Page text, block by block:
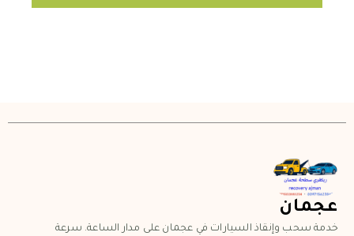
عجمان
خدمة سحب وإنقاذ السيارات في عجمان على مدار الساعة. سرعة